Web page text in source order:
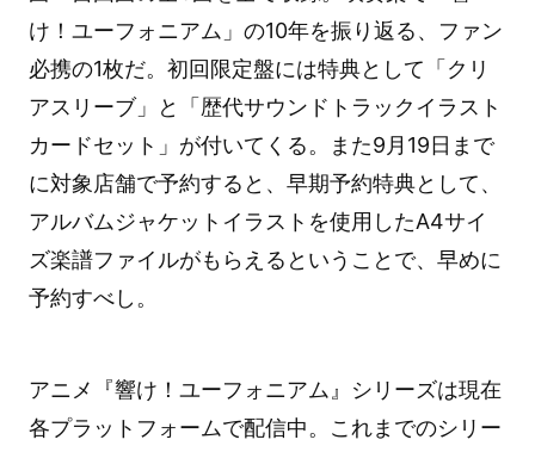
け！ユーフォニアム」の10年を振り返る、ファン
必携の1枚だ。初回限定盤には特典として「クリ
アスリーブ」と「歴代サウンドトラックイラスト
カードセット」が付いてくる。また9月19日まで
に対象店舗で予約すると、早期予約特典として、
アルバムジャケットイラストを使用したA4サイ
ズ楽譜ファイルがもらえるということで、早めに
予約すべし。
アニメ『響け！ユーフォニアム』シリーズは現在
各プラットフォームで配信中。これまでのシリー